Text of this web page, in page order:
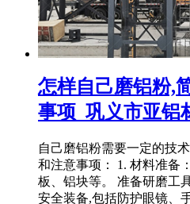
怎样自己磨铝粉,
事项_巩义市亚铝
自己磨铝粉需要一定的技
和注意事项： 1. 材料准备
板、铝块等。 准备研磨工
安全装备,包括防护眼镜、